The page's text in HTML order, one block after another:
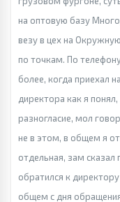
на оптовую базу
везу в цех на
по точкам. По
более, когда приехал
директора как я
разногласие, мол
не в этом, в общем я
отдельная, зам
обратился к
общем с дня